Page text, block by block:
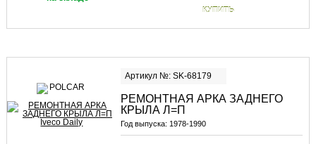
КУПИТЬ
Артикул №: SK-68179
РЕМОНТНАЯ АРКА ЗАДНЕГО
КРЫЛА Л=П
Год выпуска: 1978-1990